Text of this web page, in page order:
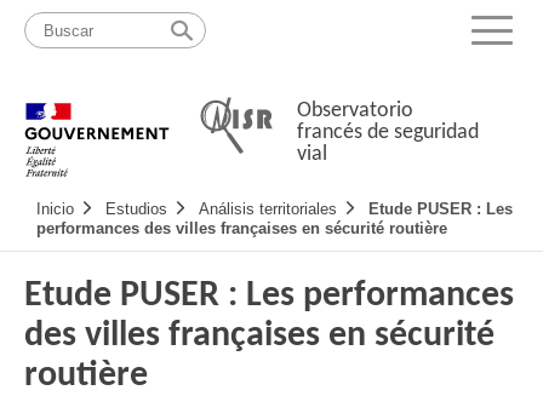
Pasar
contenido
Mapa
web
Menu
Observatorio
francés de seguridad
vial
Navigation
principale
Inicio Estudios Análisis territoriales
Etude PUSER : Les
performances des villes françaises en sécurité routière
Etude PUSER : Les performances
des villes françaises en sécurité
routière